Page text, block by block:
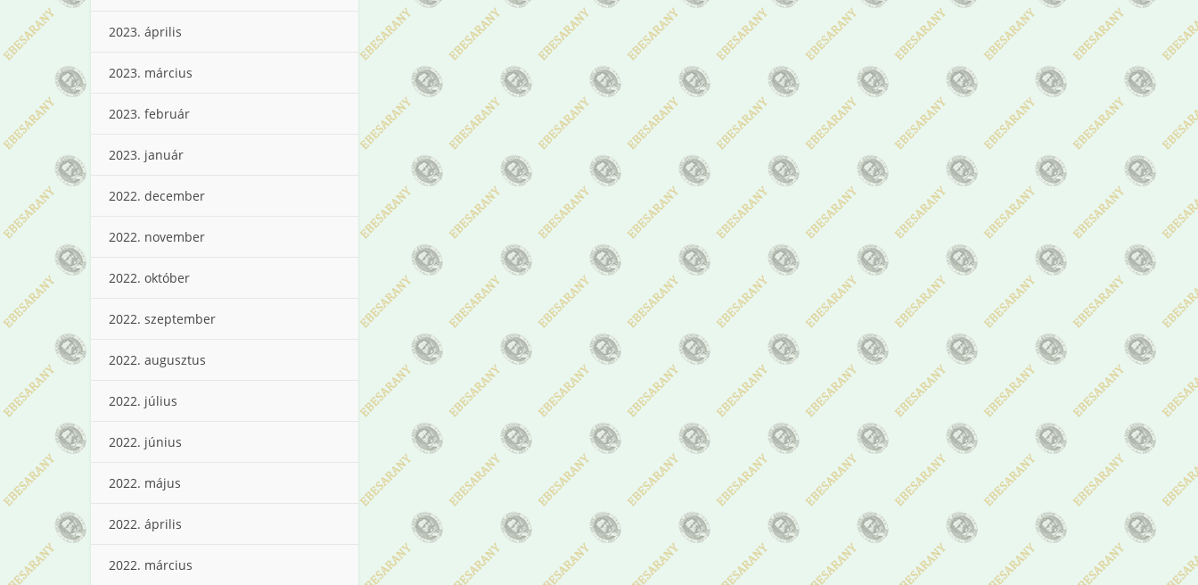
2023. április
2023. március
2023. február
2023. január
2022. december
2022. november
2022. október
2022. szeptember
2022. augusztus
2022. július
2022. június
2022. május
2022. április
2022. március